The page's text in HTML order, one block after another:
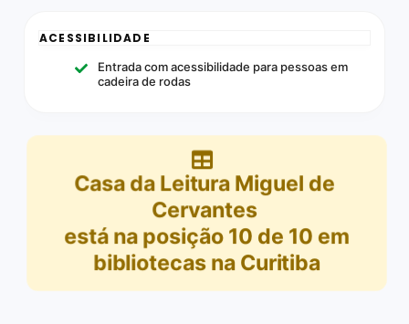
ACESSIBILIDADE
Entrada com acessibilidade para pessoas em
cadeira de rodas
Casa da Leitura Miguel de
Cervantes
está na posição 10 de 10 em
bibliotecas na Curitiba